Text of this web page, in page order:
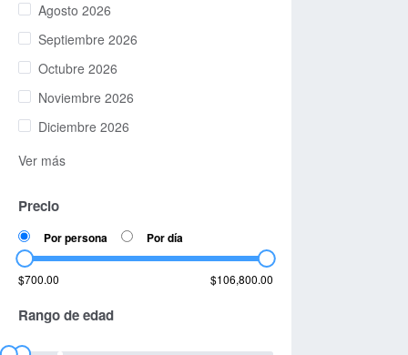
Agosto 2026
Septiembre 2026
Octubre 2026
Noviembre 2026
Diciembre 2026
Ver más
Precio
Por persona Por día
$700.00 $106,800.00
Rango de edad